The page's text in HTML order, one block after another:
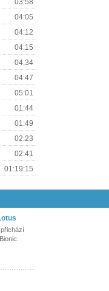
03:58
04:05
04:12
04:15
04:34
04:47
05:01
01:44
01:49
02:23
02:41
01:19:15